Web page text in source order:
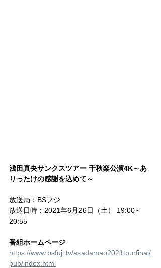
浅田真央サンクスツアー 千秋楽公演4K～あ
りったけの感謝を込めて～
放送局：BSフジ
放送日時：2021年6月26日（土） 19:00～
20:55
番組ホームページ
https://www.bsfuji.tv/asadamao2021tourfinal/
pub/index.html